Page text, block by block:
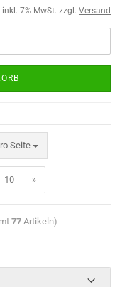
inkl. 7% MwSt. zzgl. Versand
Seite
10 »
77Artikeln)